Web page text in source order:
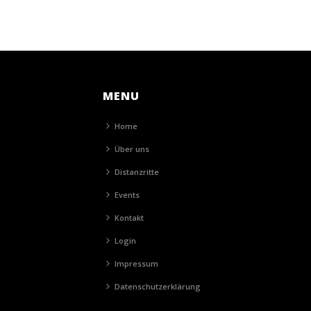
MENU
Home
Über uns
Distanzritte
Events
Kontakt
Login
Impressum
Datenschutzerklärung